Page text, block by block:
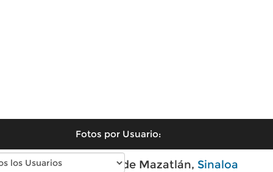
Fotos por Usuario:
Fotos antiguas de Mazatlán, Sinaloa